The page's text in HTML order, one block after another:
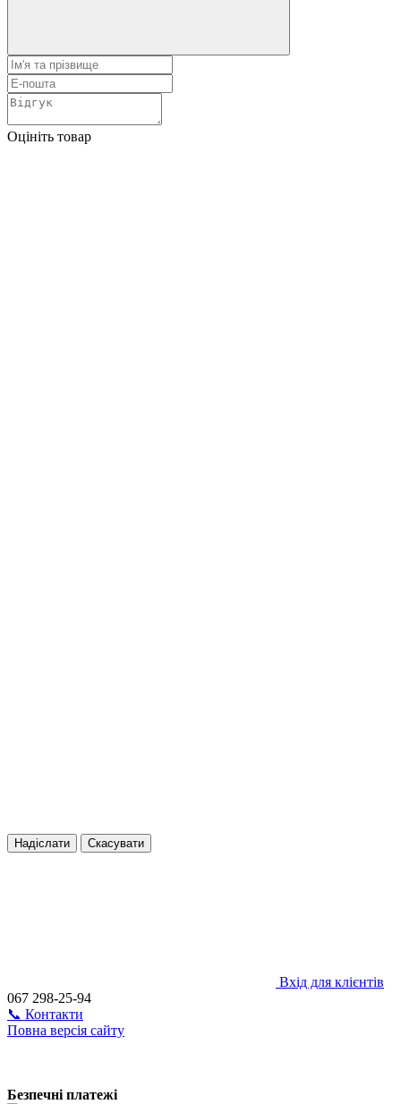
Оцініть товар
Надіслати Скасувати
Вхід для клієнтів
067 298-25-94
📞 Контакти
Повна версія сайту
Безпечні платежі